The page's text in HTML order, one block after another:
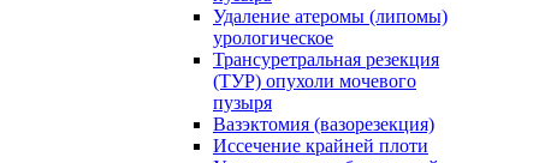
Удаление атеромы (липомы)
урологическое
Трансуретральная резекция
(ТУР) опухоли мочевого
пузыря
Вазэктомия (вазорезекция)
Иссечение крайней плоти